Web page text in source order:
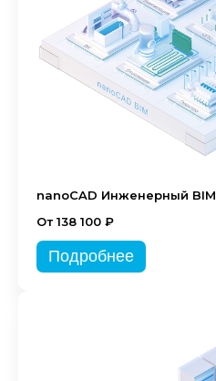
nanoCAD Инженерный BIM
От 138 100 ₽
Подробнее